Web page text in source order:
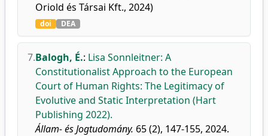
Oriold és Társai Kft., 2024)
doi DEA
7.Balogh, É.: Lisa Sonnleitner: A
Constitutionalist Approach to the European
Court of Human Rights: The Legitimacy of
Evolutive and Static Interpretation (Hart
Publishing 2022).
Állam- és Jogtudomány. 65 (2), 147-155, 2024.